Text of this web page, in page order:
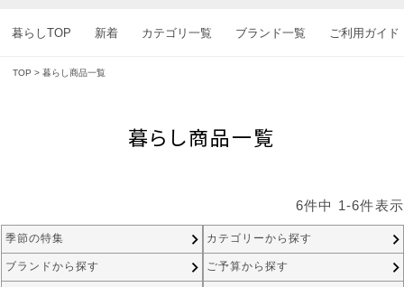
暮らしTOP 新着 カテゴリ一覧 ブランド一覧 ご利用ガイド
TOP 暮らし商品一覧
暮らし商品一覧
6件中 1 -6件表示
季節の特集 カテゴリーから探す
ブランドから探す ご予算から探す